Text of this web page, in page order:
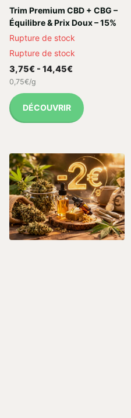
Trim Premium CBD + CBG –
Équilibre & Prix Doux – 15%
Rupture de stock
Rupture de stock
3,75€ - 14,45€
0,75€/g
DÉCOUVRIR